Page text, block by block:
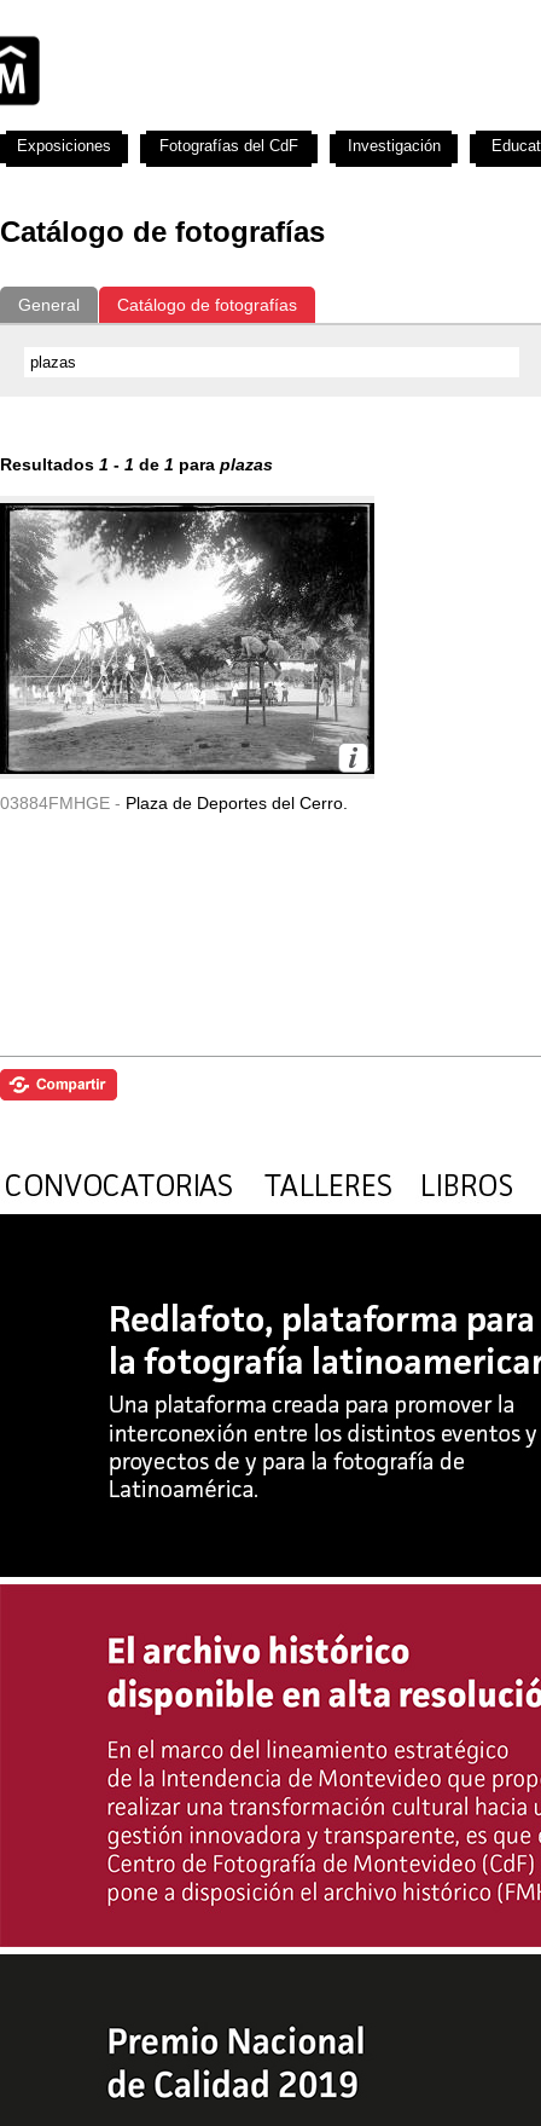
Catálogo de fotografías
General Catálogo de fotografías
Resultados 1 - 1 de 1 para plazas
03884FMHGE - Plaza de Deportes del Cerro.
Exposiciones Fotografías del CdF Investigación